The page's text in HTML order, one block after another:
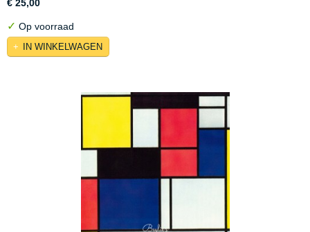
€ 25,00
✓ Op voorraad
IN WINKELWAGEN